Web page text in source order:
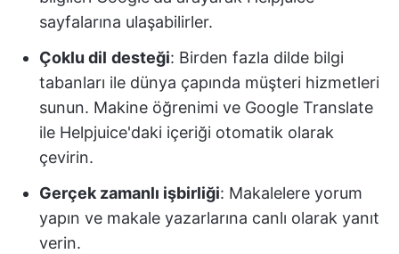
sayfalarına ulaşabilirler.
Çoklu dil desteği: Birden fazla dilde bilgi
tabanları ile dünya çapında müşteri hizmetleri
sunun. Makine öğrenimi ve Google Translate
ile Helpjuice'daki içeriği otomatik olarak
çevirin.
Gerçek zamanlı işbirliği: Makalelere yorum
yapın ve makale yazarlarına canlı olarak yanıt
verin.